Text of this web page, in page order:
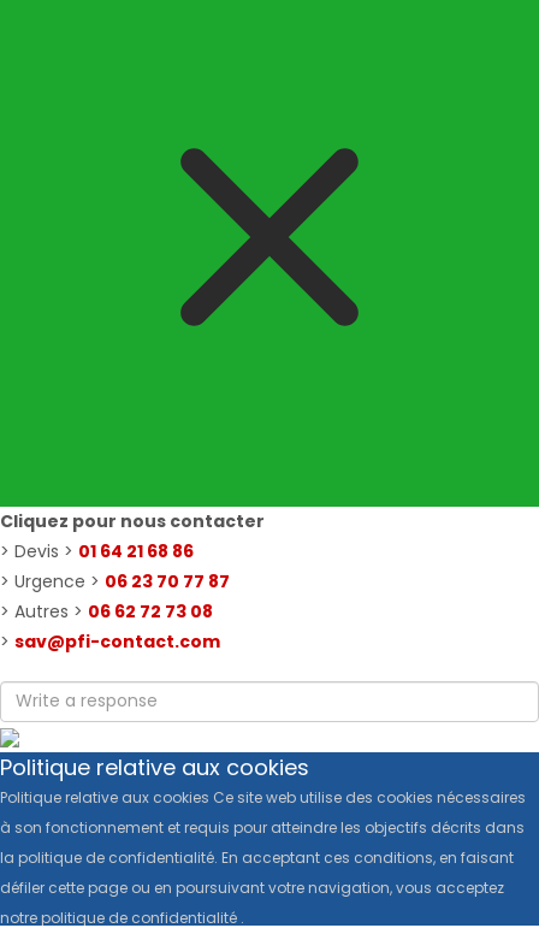
Cliquez pour nous contacter
> Devis > 01 64 21 68 86
> Urgence > 06 23 70 77 87
> Autres > 06 62 72 73 08
> sav@pfi-contact.com
Politique relative aux cookies
Politique relative aux cookies Ce site web utilise des cookies nécessaires
à son fonctionnement et requis pour atteindre les objectifs décrits dans
la politique de confidentialité. En acceptant ces conditions, en faisant
défiler cette page ou en poursuivant votre navigation, vous acceptez
notre politique de confidentialité .